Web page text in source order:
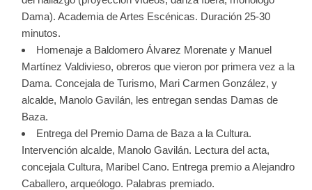
Dama). Academia de Artes Escénicas. Duración 25-30
minutos.
Homenaje a Baldomero Álvarez Morenate y Manuel
Martínez Valdivieso, obreros que vieron por primera vez a la
Dama. Concejala de Turismo, Mari Carmen González, y
alcalde, Manolo Gavilán, les entregan sendas Damas de
Baza.
Entrega del Premio Dama de Baza a la Cultura.
Intervención alcalde, Manolo Gavilán. Lectura del acta,
concejala Cultura, Maribel Cano. Entrega premio a Alejandro
Caballero, arqueólogo. Palabras premiado.